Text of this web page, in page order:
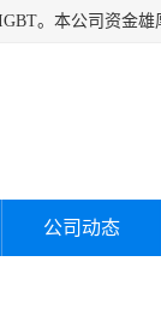
公司动态